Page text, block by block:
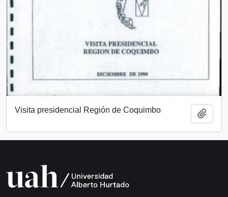
Visita presidencial Región de Coquimbo